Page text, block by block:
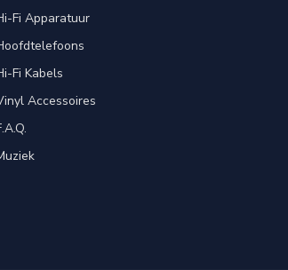
Fi Apparatuur
Fi Kabels
Accessoires